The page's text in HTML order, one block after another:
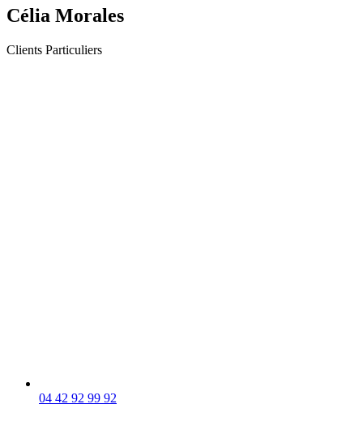
Célia Morales
Clients Particuliers
04 42 92 99 92